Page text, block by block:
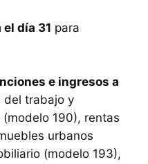
día 31 para
e ingresos a
del trabajo y
190), rentas
urbanos
(modelo 193),